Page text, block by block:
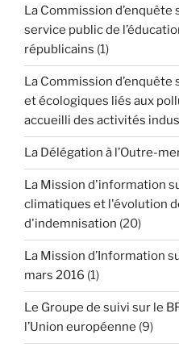
La Commission
service public de
républicains (1)
La Commission
et écologiques liés aux
accueilli des activités
La Délégation à l’Outre-
La Mission d'information
climatiques et l'évolution
d'indemnisation (20)
La Mission d’Information
mars 2016 (1)
Le Groupe de suivi sur le
l’Union européenne (9)